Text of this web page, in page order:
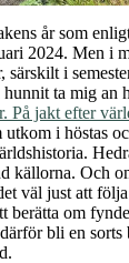
år som
2024. Men i
särskilt i
ta mig an
På jakt efter
utkom i höstas
källorna. Och
väl just att
berätta om
bli en sorts